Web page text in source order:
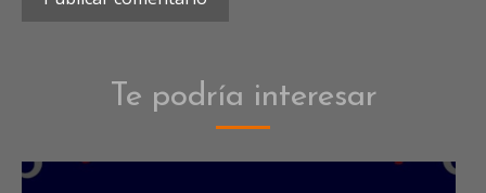
Te podría interesar